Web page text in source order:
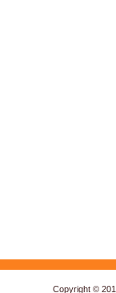
Copyright ©